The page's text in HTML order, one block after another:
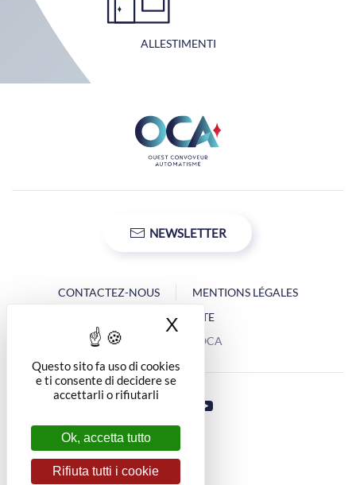
ALLESTIMENTI
NEWSLETTER
CONTACTEZ-NOUS
MENTIONS LÉGALES
PLAN DU SITE
Copyright © OCA
Questo sito fa uso di cookies
e ti consente di decidere se
accettarli o rifiutarli
Ok, accetta tutto
Rifiuta tutti i cookie
X Nascondi il